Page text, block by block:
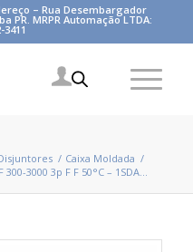
– Rua Desembargador
PR. MRPR Automação LTDA:
3411
/ Caixa Moldada /
3000 3p F F 50°C – 1SDA...